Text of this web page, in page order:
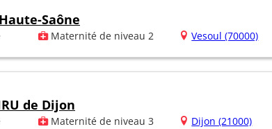
Saône
Maternité de niveau 2 Vesoul (70000)
de Dijon
Maternité de niveau 3 Dijon (21000)